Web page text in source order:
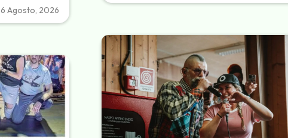
6 Agosto, 2026